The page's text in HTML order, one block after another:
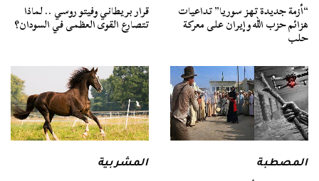
“أزمة جديدة تهز سوريا” تداعيات
هزائم حزب الله وإيران على معركة
حلب
قرار بريطاني وفيتو روسي .. لماذا
تتصارع القوى العظمى في السودان؟
المصطبة المشربية